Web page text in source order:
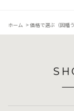
ホーム > 価格で選ぶ（因幡う